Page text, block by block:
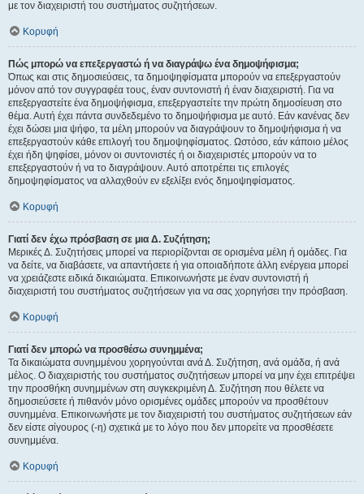
με τον διαχειριστή του συστήματος συζητήσεων.
Κορυφή
Πώς μπορώ να επεξεργαστώ ή να διαγράψω ένα δημοψήφισμα;
Όπως και στις δημοσιεύσεις, τα δημοψηφίσματα μπορούν να επεξεργαστούν
μόνον από τον συγγραφέα τους, έναν συντονιστή ή έναν διαχειριστή. Για να
επεξεργαστείτε ένα δημοψήφισμα, επεξεργαστείτε την πρώτη δημοσίευση στο
θέμα. Αυτή έχει πάντα συνδεδεμένο το δημοψήφισμα με αυτό. Εάν κανένας δεν
έχει δώσει μια ψήφο, τα μέλη μπορούν να διαγράψουν το δημοψήφισμα ή να
επεξεργαστούν κάθε επιλογή του δημοψηφίσματος. Ωστόσο, εάν κάποιο μέλος
έχει ήδη ψηφίσει, μόνον οι συντονιστές ή οι διαχειριστές μπορούν να το
επεξεργαστούν ή να το διαγράψουν. Αυτό αποτρέπει τις επιλογές
δημοψηφίσματος να αλλαχθούν εν εξελίξει ενός δημοψηφίσματος.
Κορυφή
Γιατί δεν έχω πρόσβαση σε μια Δ. Συζήτηση;
Μερικές Δ. Συζητήσεις μπορεί να περιορίζονται σε ορισμένα μέλη ή ομάδες. Για
να δείτε, να διαβάσετε, να απαντήσετε ή για οποιαδήποτε άλλη ενέργεια μπορεί
να χρειάζεστε ειδικά δικαιώματα. Επικοινωνήστε με έναν συντονιστή ή
διαχειριστή του συστήματος συζητήσεων για να σας χορηγήσει την πρόσβαση.
Κορυφή
Γιατί δεν μπορώ να προσθέσω συνημμένα;
Τα δικαιώματα συνημμένου χορηγούνται ανά Δ. Συζήτηση, ανά ομάδα, ή ανά
μέλος. Ο διαχειριστής του συστήματος συζητήσεων μπορεί να μην έχει επιτρέψει
την προσθήκη συνημμένων στη συγκεκριμένη Δ. Συζήτηση που θέλετε να
δημοσιεύσετε ή πιθανόν μόνο ορισμένες ομάδες μπορούν να προσθέτουν
συνημμένα. Επικοινωνήστε με τον διαχειριστή του συστήματος συζητήσεων εάν
δεν είστε σίγουρος (-η) σχετικά με το λόγο που δεν μπορείτε να προσθέσετε
συνημμένα.
Κορυφή